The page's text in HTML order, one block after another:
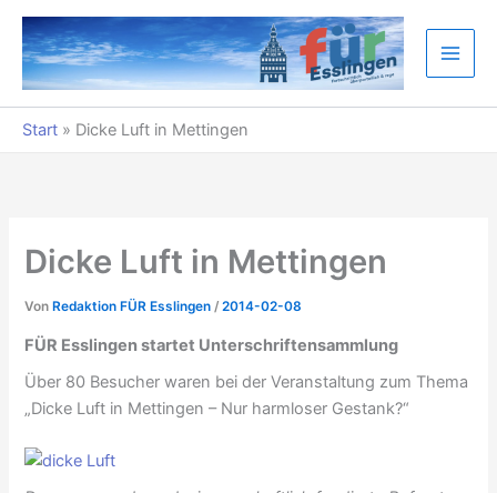
Zum
Inhalt
springen
Start » Dicke Luft in Mettingen
Dicke Luft in Mettingen
Von Redaktion FÜR Esslingen/2014-02-08
FÜR Esslingen startet Unterschriftensammlung
Über 80 Besucher waren bei der Veranstaltung zum Thema
„Dicke Luft in Mettingen – Nur harmloser Gestank?“